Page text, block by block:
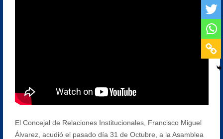
El Concejal de Relaciones Institucionales, Francisco Miguel
Álvarez, acudió el pasado día 31 de Octubre, a la Asamblea